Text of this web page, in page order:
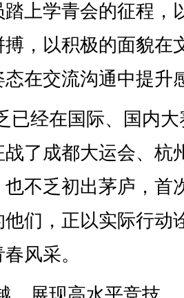
踏上学青会的征程，
，以积极的面貌在
在交流沟通中提升
已经在国际、国内
了成都大运会、杭
不乏初出茅庐，首
们，正以实际行动
风采。